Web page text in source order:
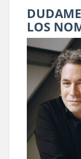
LOS